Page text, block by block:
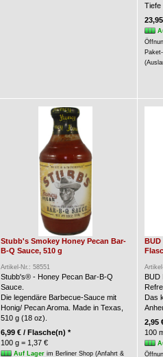
Tiefe
Stubb's Smokey Honey Pecan Bar-
B-Q Sauce, 510 g
Artikel-Nr.: 58551
Stubb's® - Honey Pecan Bar-B-Q
Sauce.
Die legendäre Barbecue-Sauce mit
Honig/ Pecan Aroma. Made in Texas,
510 g (18 oz).
6,99 € / Flasche(n) *
100 g = 1,37 €
Auf Lagerim Berliner Shop (Anfahrt &
BUD
BUD
Das
2,95
100